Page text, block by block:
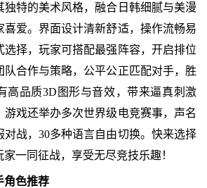
独特的美术风格，融合日韩细腻与美漫
喜爱。界面设计清新舒适，操作流畅易
选择，玩家可搭配最强阵容，开启排位
队合作与策略，公平公正匹配对手，胜
高品质3D图形与音效，带来逼真刺激
游戏还举办多次世界级电竞赛事，声名
对战，30多种语言自由切换。快来选择
一同征战，享受无尽竞技乐趣！
角色推荐